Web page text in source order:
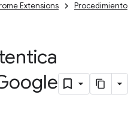
Extensions Procedimiento